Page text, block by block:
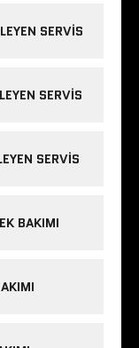
SERVIS
SERVIS
SERVIS
BAKIMI